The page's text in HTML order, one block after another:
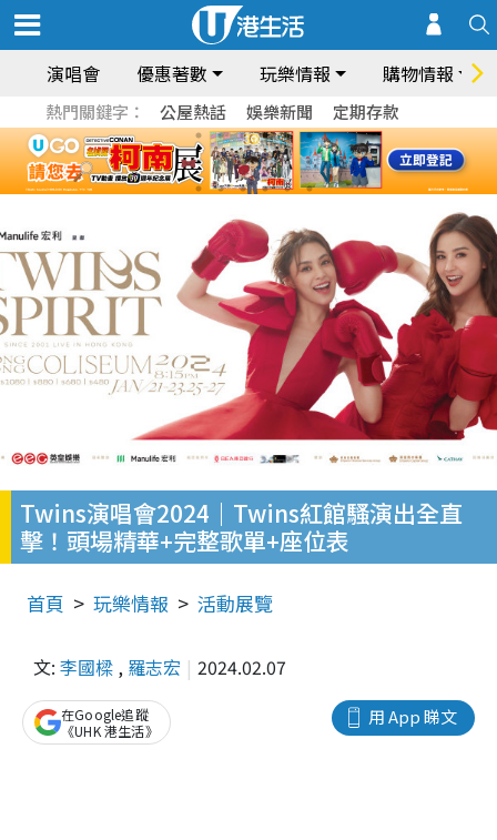
演唱會 優惠著數 玩樂情報 購物情報
熱門關鍵字： 公屋熱話 娛樂新聞 定期存款
Twins演唱會2024｜Twins紅館騷演出全直
擊！頭場精華+完整歌單+座位表
首頁 玩樂情報 活動展覽
文: 李國樑 , 羅志宏 2024.02.07
用 App 睇文
在Google追蹤
《UHK 港生活》